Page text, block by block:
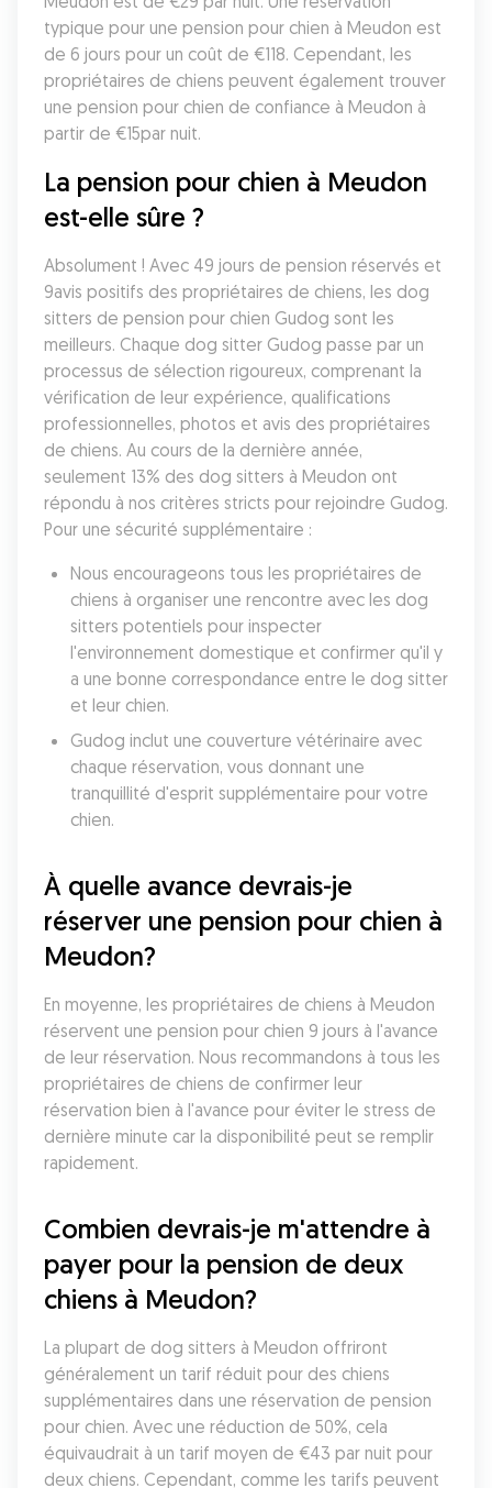
typique pour une pension pour chien à Meudon est
de 6 jours pour un coût de €118. Cependant, les
propriétaires de chiens peuvent également trouver
une pension pour chien de confiance à Meudon à
partir de €15par nuit.
La pension pour chien à Meudon
est-elle sûre ?
Absolument ! Avec 49 jours de pension réservés et
9avis positifs des propriétaires de chiens, les dog
sitters de pension pour chien Gudog sont les
meilleurs. Chaque dog sitter Gudog passe par un
processus de sélection rigoureux, comprenant la
vérification de leur expérience, qualifications
professionnelles, photos et avis des propriétaires
de chiens. Au cours de la dernière année,
seulement 13% des dog sitters à Meudon ont
répondu à nos critères stricts pour rejoindre Gudog.
Pour une sécurité supplémentaire :
Nous encourageons tous les propriétaires de
chiens à organiser une rencontre avec les dog
sitters potentiels pour inspecter
l'environnement domestique et confirmer qu'il y
a une bonne correspondance entre le dog sitter
et leur chien.
Gudog inclut une couverture vétérinaire avec
chaque réservation, vous donnant une
tranquillité d'esprit supplémentaire pour votre
chien.
À quelle avance devrais-je
réserver une pension pour chien à
Meudon?
En moyenne, les propriétaires de chiens à Meudon
réservent une pension pour chien 9 jours à l'avance
de leur réservation. Nous recommandons à tous les
propriétaires de chiens de confirmer leur
réservation bien à l'avance pour éviter le stress de
dernière minute car la disponibilité peut se remplir
rapidement.
Combien devrais-je m'attendre à
payer pour la pension de deux
chiens à Meudon?
La plupart de dog sitters à Meudon offriront
généralement un tarif réduit pour des chiens
supplémentaires dans une réservation de pension
pour chien. Avec une réduction de 50%, cela
équivaudrait à un tarif moyen de €43 par nuit pour
deux chiens. Cependant, comme les tarifs peuvent